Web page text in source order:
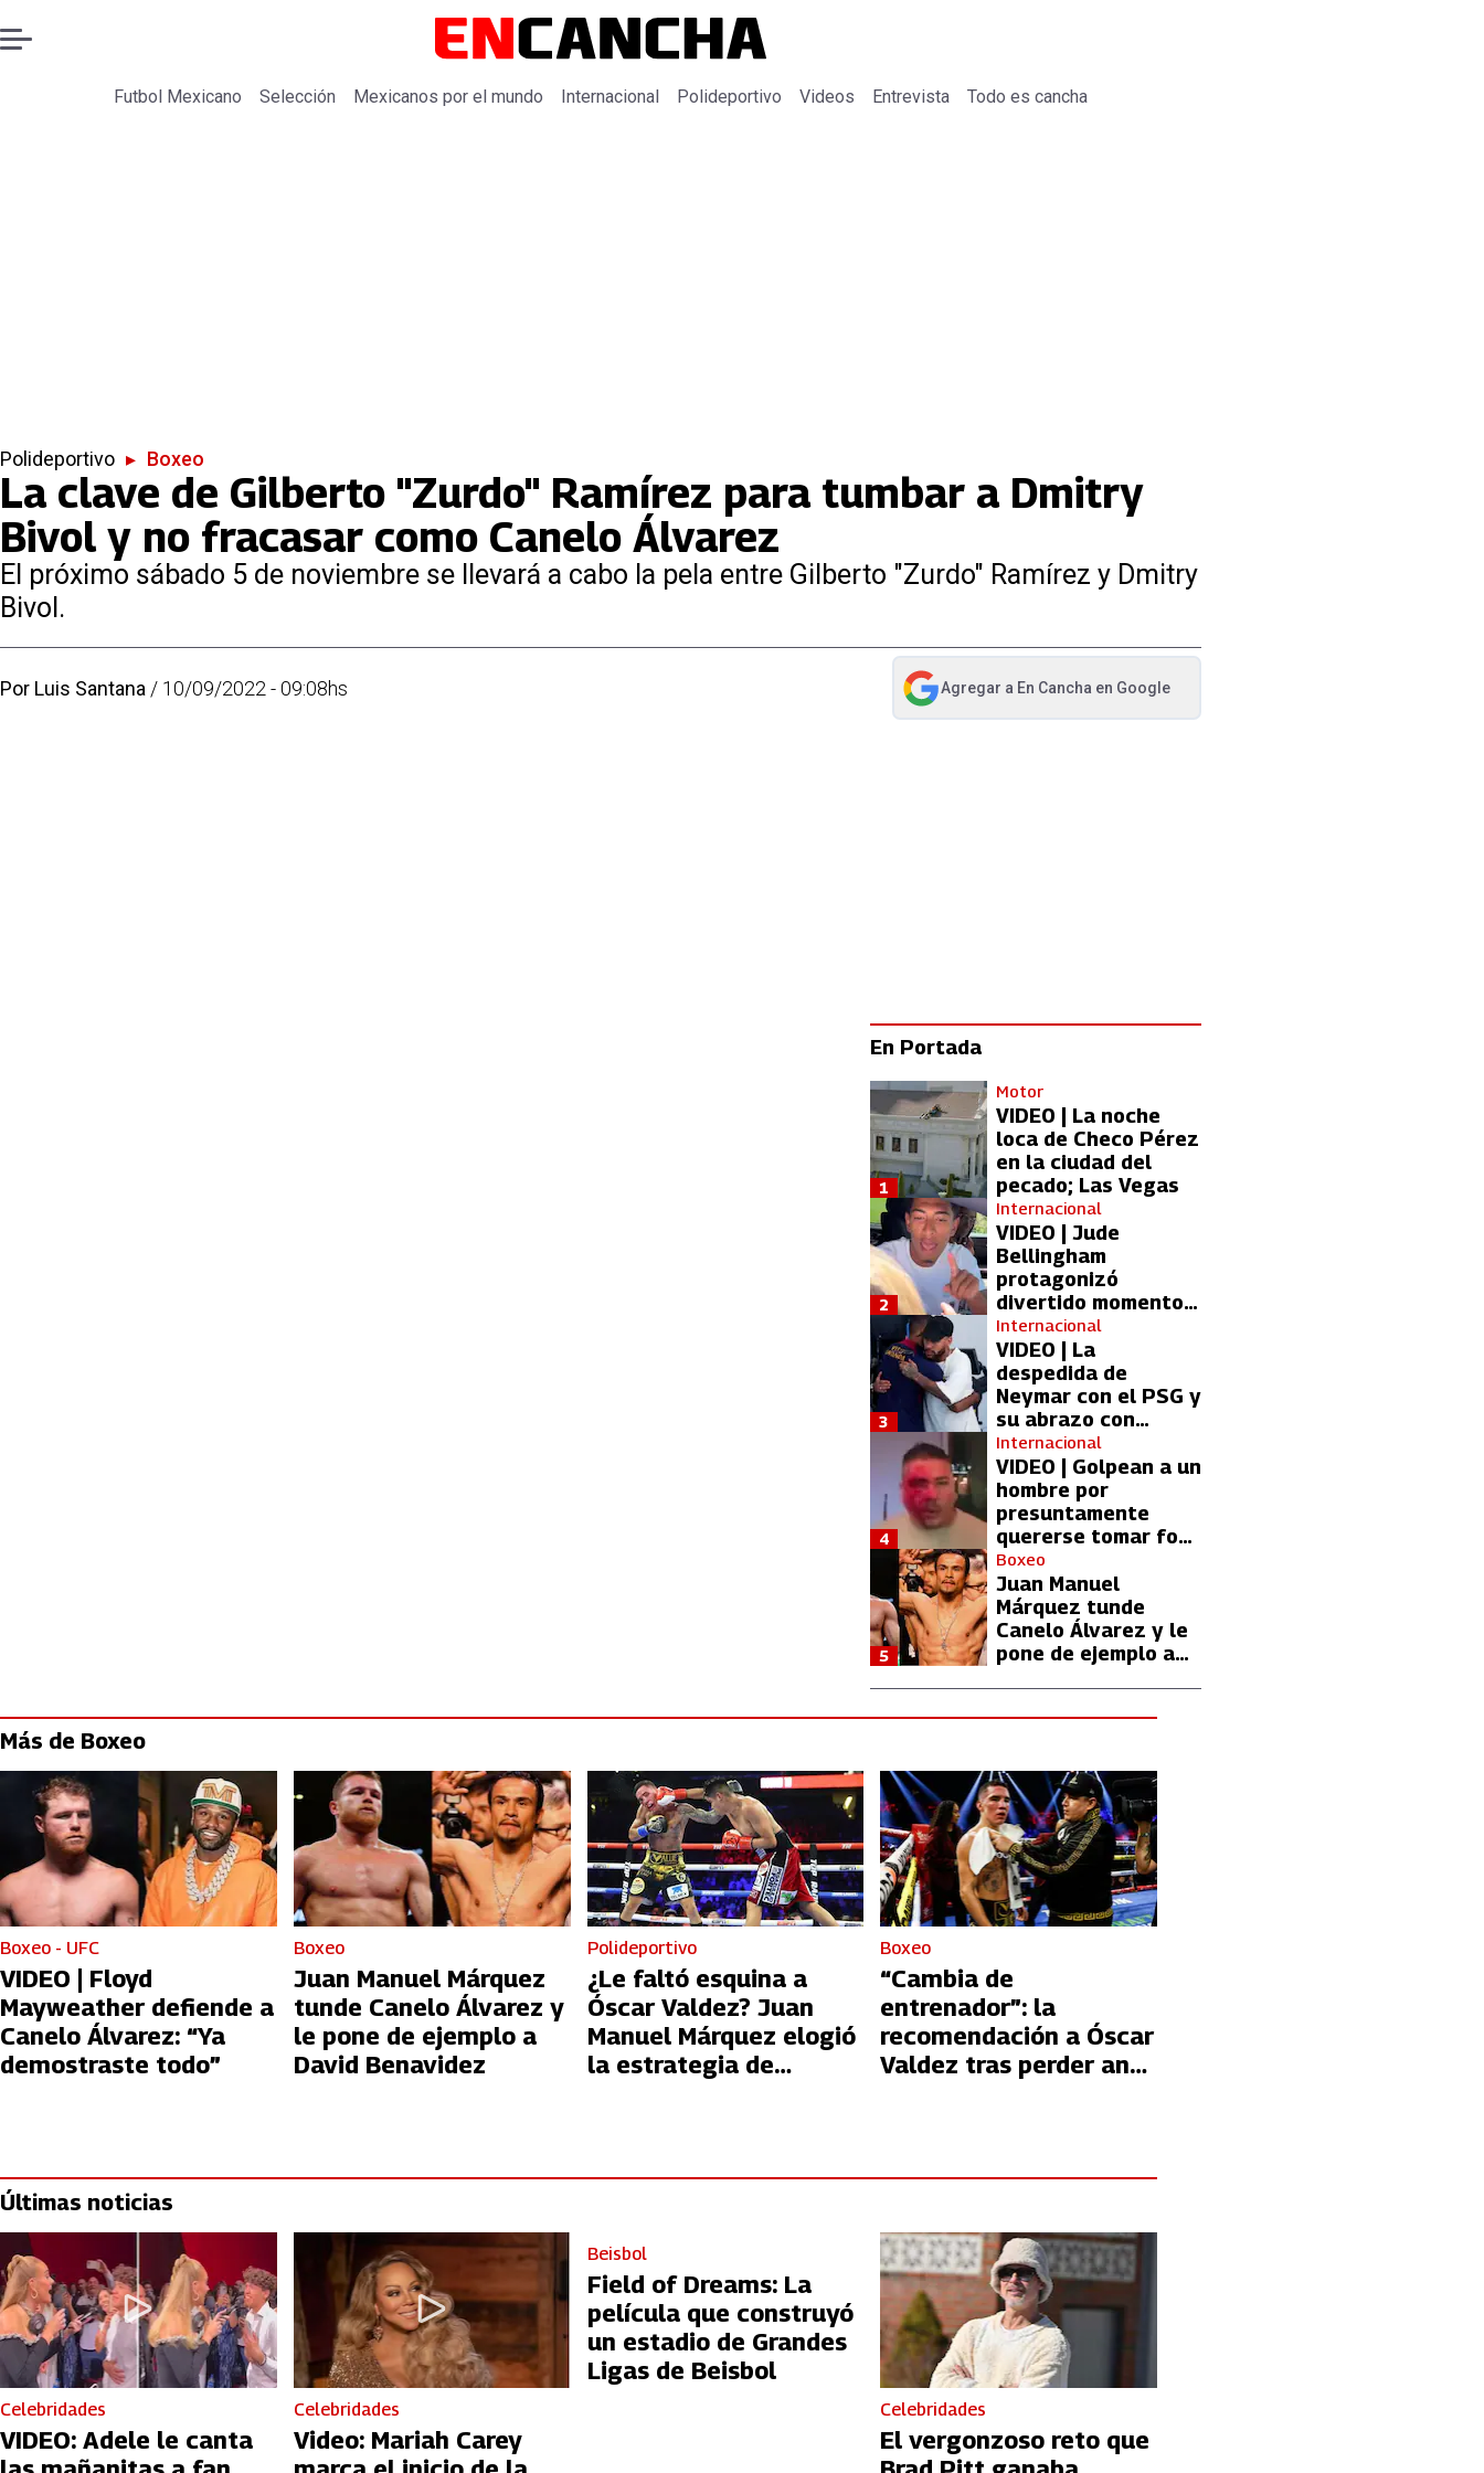
Futbol Mexicano Selección Mexicanos por el mundo Internacional Polideportivo Videos Entrevista Todo es cancha
Polideportivo ▸ Boxeo
La clave de Gilberto "Zurdo" Ramírez para tumbar a Dmitry
Bivol y no fracasar como Canelo Álvarez
El próximo sábado 5 de noviembre se llevará a cabo la pela entre Gilberto "Zurdo" Ramírez y Dmitry
Bivol.
Por Luis Santana / 10/09/2022 - 09:08hs Agregar a En Cancha en Google
abre en nueva pestaña
En Portada
Motor
VIDEO | La noche
loca de Checo Pérez
en la ciudad del
pecado; Las Vegas
1
Internacional
VIDEO | Jude
Bellingham
protagonizó
divertido momento
con aficionada del
Real Madrid
2
Internacional
VIDEO | La
despedida de
Neymar con el PSG y
su abrazo con
Kylian Mbappé
3
Internacional
VIDEO | Golpean a un
hombre por
presuntamente
quererse tomar foto
con Lionel Messi
4
Boxeo
Juan Manuel
Márquez tunde
Canelo Álvarez y le
pone de ejemplo a
5
Más de Boxeo
Boxeo - UFC
VIDEO | Floyd
Mayweather defiende a
Canelo Álvarez: “Ya
demostraste todo”
Boxeo
Juan Manuel Márquez
tunde Canelo Álvarez y
le pone de ejemplo a
David Benavidez
Polideportivo
¿Le faltó esquina a
Óscar Valdez? Juan
Manuel Márquez elogió
la estrategia de
Boxeo
“Cambia de
entrenador”: la
recomendación a Óscar
Valdez tras perder ante
Últimas noticias
Celebridades
VIDEO: Adele le canta
Celebridades
Video: Mariah Carey
Beisbol
Field of Dreams: La
película que construyó
un estadio de Grandes
Ligas de Beisbol
Celebridades
El vergonzoso reto que